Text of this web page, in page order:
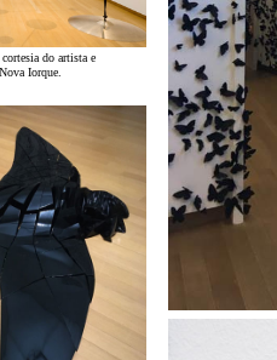
do artista e
Iorque.